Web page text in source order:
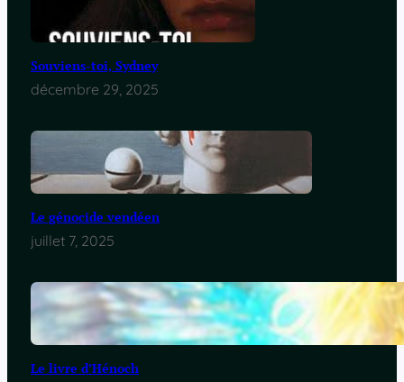
Souviens-toi, Sydney
décembre 29, 2025
Le génocide vendéen
juillet 7, 2025
Le livre d’Hénoch